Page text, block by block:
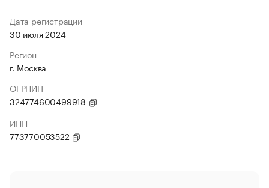
Дата регистрации
30 июля 2024
Регион
г. Москва
ОГРНИП
324774600499918
ИНН
773770053522